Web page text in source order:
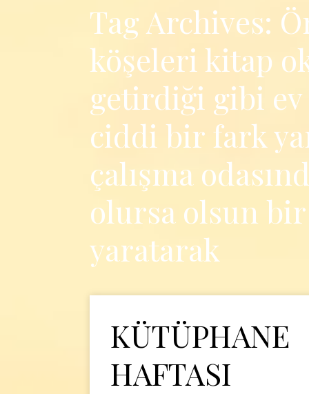
Tag Archives:
köşeleri kitap
getirdiği gibi
ciddi bir fark
çalışma
olursa olsun bir
yaratarak
KÜTÜPHANE
HAFTASI